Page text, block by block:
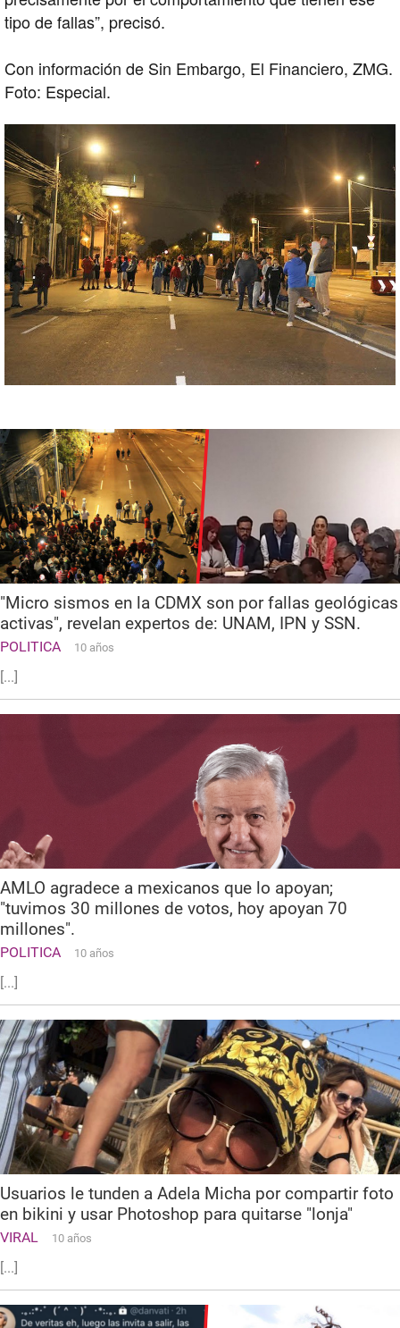
tipo de fallas”, precisó.
Con información de Sin Embargo, El Financiero, ZMG.
Foto: Especial.
"Micro sismos en la CDMX son por fallas geológicas
activas", revelan expertos de: UNAM, IPN y SSN.
POLITICA 10 años
[...]
AMLO agradece a mexicanos que lo apoyan;
"tuvimos 30 millones de votos, hoy apoyan 70
millones".
POLITICA 10 años
[...]
Usuarios le tunden a Adela Micha por compartir foto
en bikini y usar Photoshop para quitarse "lonja"
VIRAL 10 años
[...]